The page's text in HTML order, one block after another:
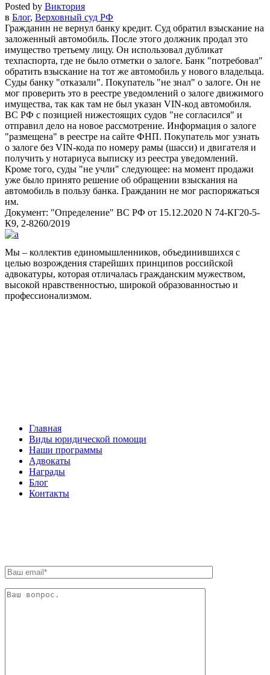
Posted by Виктория
в Блог, Верховный суд РФ
Гражданин не вернул банку кредит. Суд обратил взыскание на
заложенный автомобиль. После этого должник продал это
имущество третьему лицу. Он использовал дубликат
техпаспорта, где не было отметки о залоге. Банк
потребовал
обратить взыскание на тот же автомобиль у нового владельца.
Суды банку
отказали . Покупатель не знал
о залоге. Он не
мог проверить это в реестре уведомлений о залоге движимого
имущества, так как там не был указан VIN-код автомобиля.
ВС РФ с позицией нижестоящих судов
не согласился
и
отправил дело на новое рассмотрение. Информация о залоге
размещена
в реестре на сайте ФНП. Покупатель мог узнать
о залоге без VIN-кода по номеру рамы (шасси) и двигателя и
получить у нотариуса выписку из реестра уведомлений.
Кроме того, суды
не учли
следующее: на момент продажи
уже было принято решение об обращении взыскания на
автомобиль в пользу банка. Гражданин не мог распоряжаться
им.
Документ:
Определение
ВС РФ от 15.12.2020 N 74-КГ20-5-
К9, 2-8260/2019
Мы – коллектив единомышленников, объединившихся с
целью возрождения старейших принципов российской
адвокатуры, которая отличалась гражданским мужеством,
высокой нравственностью, широкой образованностью и
профессионализмом.
Главная
Виды юридической помощи
Наши программы
Адвокаты
Награды
Блог
Контакты